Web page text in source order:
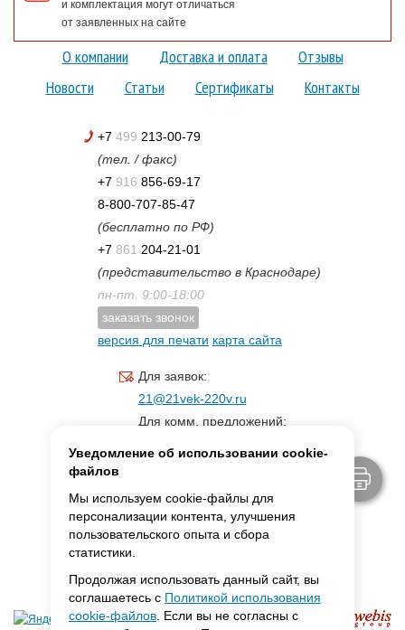
и комплектация могут отличаться
от заявленных на сайте
О компании Доставка и оплата
Отзывы
Новости
Статьи Сертификаты Контакты
+7 499 213-00-79
(тел. / факс)
+7 916 856-69-17
8-800-707-85-47
(бесплатно по РФ)
+7 861 204-21-01
(представительство в Краснодаре)
пн-пт. 9:00-18:00
заказать звонок
версия для печати карта сайта
Для заявок:
21@21vek-220v.ru
Для комм. предложений:
Уведомление об использовании cookie-
файлов
Мы используем cookie-файлы для
персонализации контента, улучшения
пользовательского опыта и сбора
статистики.
Продолжая использовать данный сайт, вы
соглашаетесь с Политикой использования
cookie-файлов . Если вы не согласны с